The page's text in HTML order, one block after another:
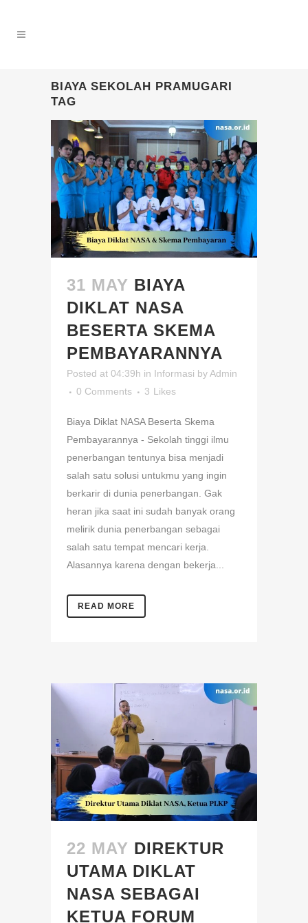
BIAYA SEKOLAH PRAMUGARI
TAG
31 MAY BIAYA
DIKLAT NASA
BESERTA SKEMA
PEMBAYARANNYA
Posted at 04:39h in Informasi byAdmin
0 Comments
3 Likes
Biaya Diklat NASA Beserta Skema
Pembayarannya - Sekolah tinggi ilmu
penerbangan tentunya bisa menjadi
salah satu solusi untukmu yang ingin
berkarir di dunia penerbangan. Gak
heran jika saat ini sudah banyak orang
melirik dunia penerbangan sebagai
salah satu tempat mencari kerja.
Alasannya karena dengan bekerja...
READ MORE
22 MAY DIREKTUR
UTAMA DIKLAT
NASA SEBAGAI
KETUA FORUM